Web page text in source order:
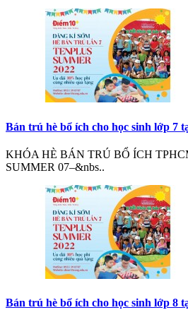
Bán trú hè bổ ích cho học sinh lớp 7
KHÓA HÈ BÁN TRÚ BỔ ÍCH
SUMMER 07–&nbs..
Bán trú hè bổ ích cho học sinh lớp 8